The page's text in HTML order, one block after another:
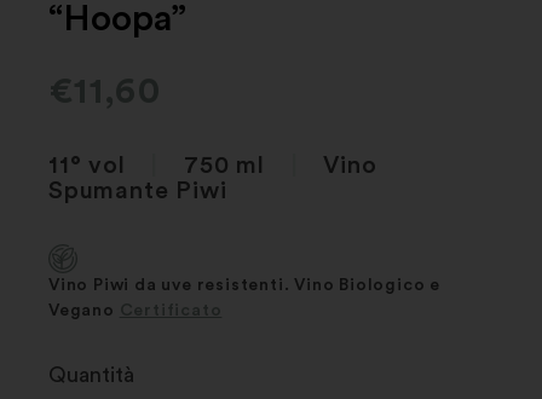
“Hoopa”
11° vol 750 ml
Vino
Spumante Piwi
Vino Piwi da uve resistenti. Vino Biologico e
Vegano
Quantità